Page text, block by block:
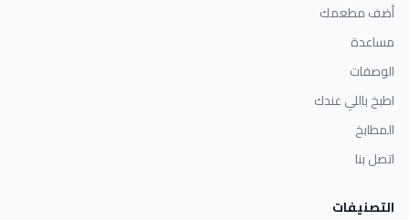
أضف مطعمك
مساعدة
الوصفات
اطبخ باللي عندك
المطابخ
اتصل بنا
التصنيفات